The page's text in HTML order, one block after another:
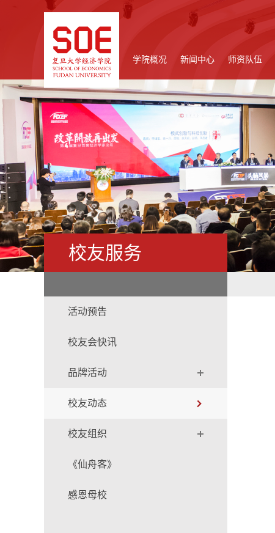
学院概况 新闻中心 师资队伍
校友服务
活动预告
校友会快讯
品牌活动
校友动态
校友组织
《仙舟客》
感恩母校